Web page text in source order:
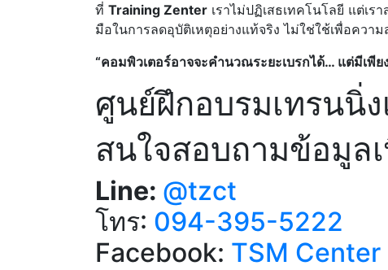
ที่ Training Zenter เราไม่ปฏิเสธเทคโนโลยี แต่เร
มือในการลดอุบัติเหตุอย่างแท้จริง ไม่ใช่ใช้เพื่อควา
“คอมพิวเตอร์อาจจะคำนวณระยะเบรกได้… แต่มีเพี
ศูนย์ฝึกอบรมเทรนนิ่
สนใจสอบถามข้อมูล
Line: @tzct
โทร: 094-395-5222
Facebook: TSM Center